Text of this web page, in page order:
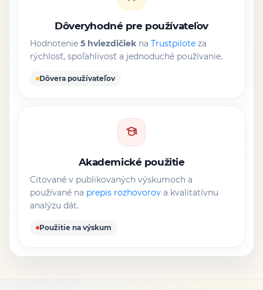
Dôveryhodné pre používateľov
Hodnotenie 5 hviezdičiek na Trustpilote za
rýchlosť, spoľahlivosť a jednoduché používanie.
Dôvera používateľov
Akademické použitie
Citované v publikovaných výskumoch a
používané na prepis rozhovorov a kvalitatívnu
analýzu dát.
Použitie na výskum